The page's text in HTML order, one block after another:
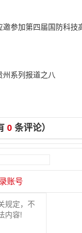
邀参加第四届国防科技
州系列报道之八
0条评论）
账号